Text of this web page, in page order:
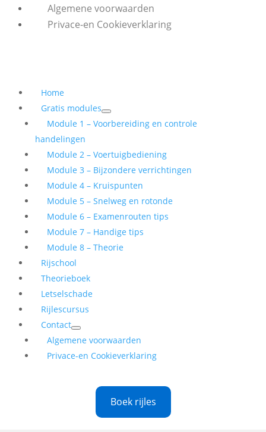
Algemene voorwaarden
Privace-en Cookieverklaring
Home
Gratis modules
Module 1 – Voorbereiding en controle
handelingen
Module 2 – Voertuigbediening
Module 3 – Bijzondere verrichtingen
Module 4 – Kruispunten
Module 5 – Snelweg en rotonde
Module 6 – Examenrouten tips
Module 7 – Handige tips
Module 8 – Theorie
Rijschool
Theorieboek
Letselschade
Rijlescursus
Contact
Algemene voorwaarden
Privace-en Cookieverklaring
Boek rijles